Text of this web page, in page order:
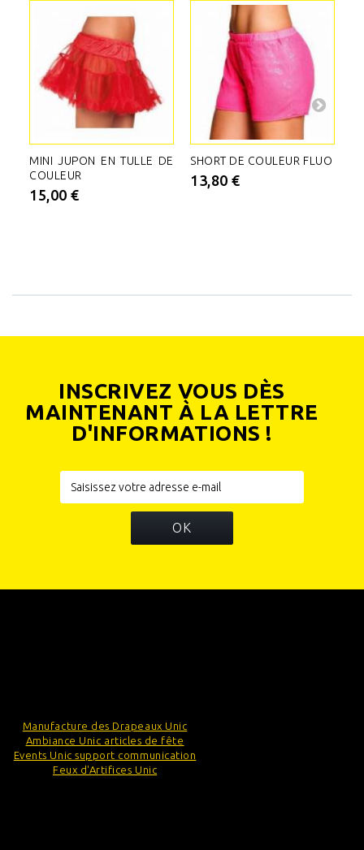
MINI JUPON EN TULLE DE
COULEUR
15,00 €
SHORT DE COULEUR FLUO
13,80 €
INSCRIVEZ VOUS DÈS
MAINTENANT À LA LETTRE
D'INFORMATIONS !
OK
Manufacture des Drapeaux Unic
Ambiance Unic articles de fête
Events Unic support communication
Feux d'Artifices Unic